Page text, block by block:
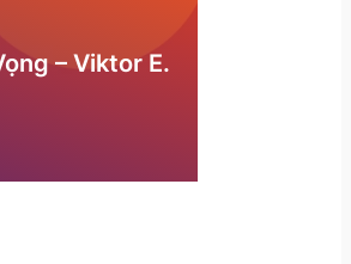
– Viktor E.